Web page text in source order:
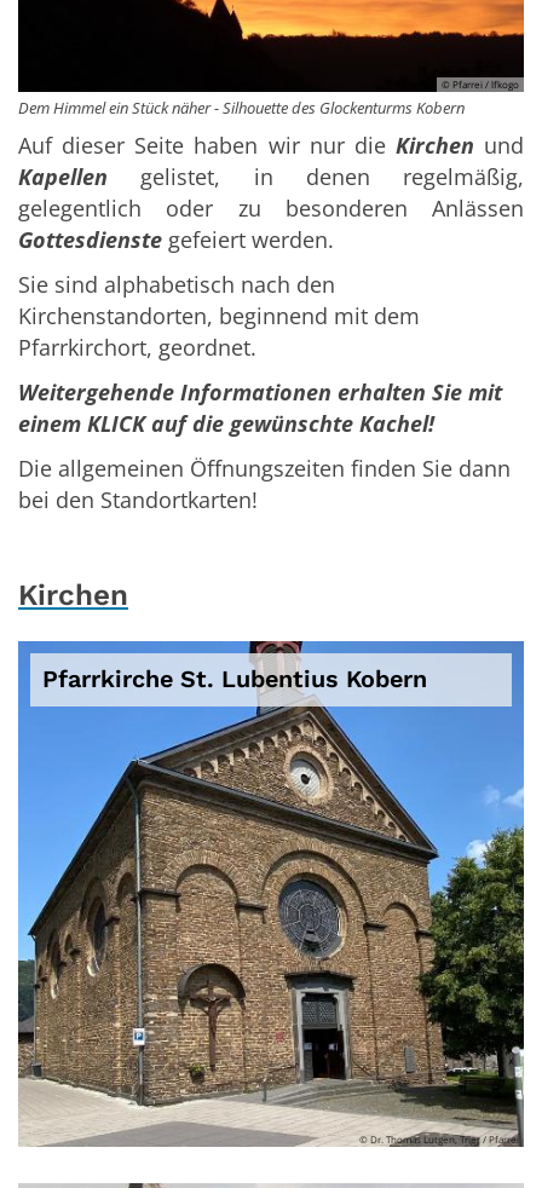
© Pfarrei / lfkogo
Dem Himmel ein Stück näher - Silhouette des Glockenturms Kobern
Auf dieser Seite haben wir nur die Kirchen und
Kapellen gelistet, in denen regelmäßig,
gelegentlich oder zu besonderen Anlässen
Gottesdienste gefeiert werden.
Sie sind alphabetisch nach den
Kirchenstandorten, beginnend mit dem
Pfarrkirchort, geordnet.
Weitergehende Informationen erhalten Sie mit
einem KLICK auf die gewünschte Kachel!
Die allgemeinen Öffnungszeiten finden Sie dann
bei den Standortkarten!
Kirchen
Pfarrkirche St. Lubentius Kobern
© Dr. Thomas Lutgen, Trier / Pfarrei